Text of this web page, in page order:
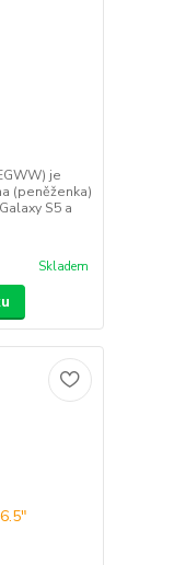
je
(peněženka)
S5 a
Skladem